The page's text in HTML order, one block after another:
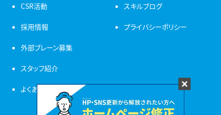
CSR活動
採用情報
外部ブレーン募集
スタッフ紹介
よくある質問
スキルブログ
プライバシーポリシー